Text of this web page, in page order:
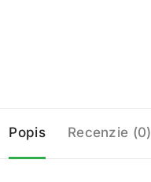
Popis Recenzie (0)